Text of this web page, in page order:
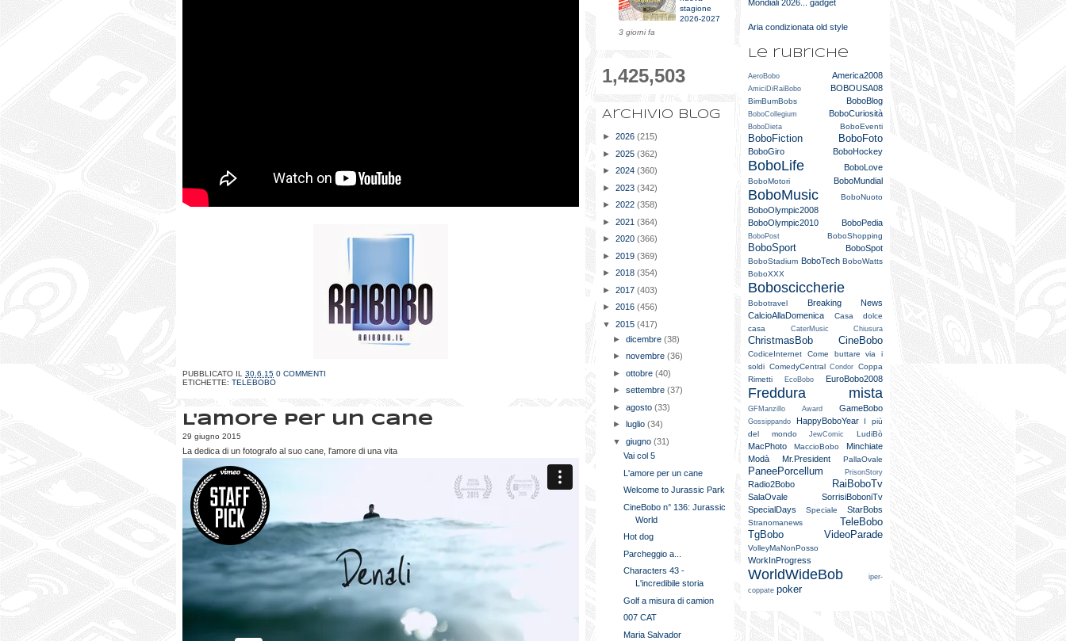
PUBBLICATO IL 30.6.15 0 COMMENTI
ETICHETTE: TELEBOBO
L'amore per un cane
29 giugno 2015
La dedica di un fotografo al suo cane, l'amore di una vita
stagione
2026-2027
3 giorni fa
1,425,503
Archivio blog
► 2026 (215)
► 2025 (362)
► 2024 (360)
► 2023 (342)
► 2022 (358)
► 2021 (364)
► 2020 (366)
► 2019 (369)
► 2018 (354)
► 2017 (403)
► 2016 (456)
▼ 2015 (417)
►dicembre(38)
►novembre(36)
►ottobre(40)
►settembre(37)
►agosto(33)
►luglio(34)
▼giugno(31)
Vai col 5
L'amore per un cane
Welcome to Jurassic Park
CineBobo n° 136: Jurassic
World
Hot dog
Parcheggio a...
Characters 43 -
L'incredibile storia
Golf a misura di camion
007 CAT
Maria Salvador
Mondiali 2026... gadget
Aria condizionata old style
Le rubriche
AeroBobo America2008
AmiciDiRaiBobo BOBOUSA08
BimBumBobs BoboBlog
BoboCollegium BoboCuriosità
BoboDieta BoboEventi
BoboFiction BoboFoto
BoboGiro BoboHockey
BoboLife BoboLove
BoboMotori BoboMundial
BoboMusic BoboNuoto
BoboOlympic2008
BoboOlympic2010
BoboPedia
BoboPost BoboShopping
BoboSport BoboSpot
BoboStadium BoboTech BoboWatts
BoboXXX
Bobosciccherie
Bobotravel
Breaking News
CalcioAllaDomenica
Casa dolce
casa
CaterMusic Chiusura
ChristmasBob CineBobo
CodiceInternet
Come buttare via i
soldi ComedyCentral Condor
Coppa
Rimetti
EcoBobo EuroBobo2008
Freddura mista
GFManzillo Award GameBobo
Gossippando HappyBoboYear
I più
del mondo
JewComic LudiBò
MacPhoto MaccioBobo
Minchiate
Modà
Mr.President PallaOvale
PaneePorcellum PrisonStory
Radio2Bobo RaiBoboTv
SalaOvale
SorrisiBoboniTv
SpecialDays
Speciale StarBobs
Stranomanews
TeleBobo
TgBobo
VideoParade
VolleyMaNonPosso
WorkInProgress
WorldWideBob
iper-
coppate poker